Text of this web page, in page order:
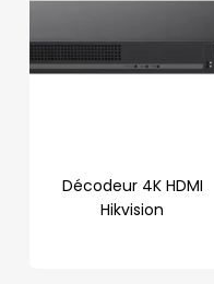
Décodeur 4K HDMI
Hikvision